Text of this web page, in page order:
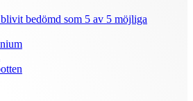
bedömd som 5 av 5 möjliga